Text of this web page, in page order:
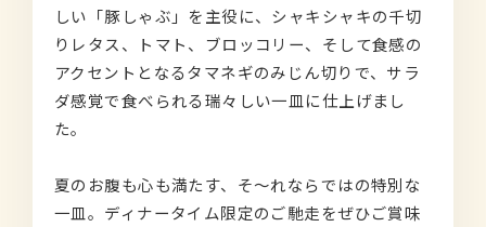
しい「豚しゃぶ」を主役に、シャキシャキの千切
りレタス、トマト、ブロッコリー、そして食感の
アクセントとなるタマネギのみじん切りで、サラ
ダ感覚で食べられる瑞々しい一皿に仕上げまし
た。
夏のお腹も心も満たす、そ〜れならではの特別な
一皿。ディナータイム限定のご馳走をぜひご賞味